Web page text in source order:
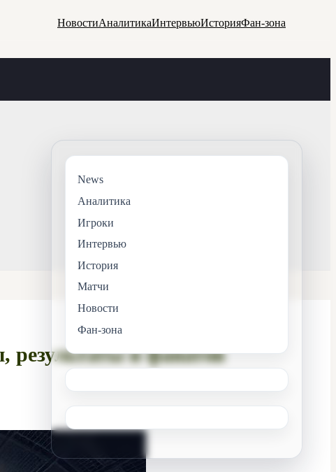
НовостиАналитикаИнтервьюИсторияФан-зона
и фанатов
News
Аналитика
Игроки
Интервью
История
Матчи
Новости
Фан-зона